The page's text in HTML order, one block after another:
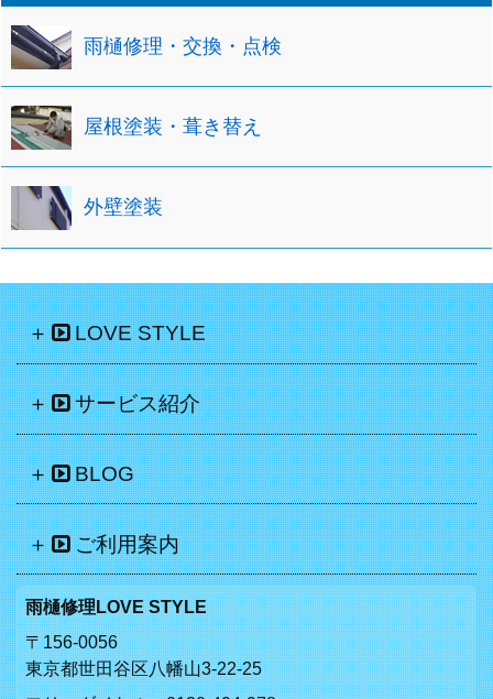
雨樋修理・交換・点検
屋根塗装・葺き替え
外壁塗装
LOVE STYLE
サービス紹介
BLOG
ご利用案内
雨樋修理LOVE STYLE
〒156-0056
東京都世田谷区八幡山3-22-25